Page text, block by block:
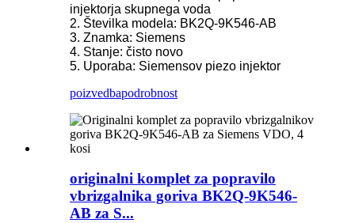
injektorja skupnega voda
2. Številka modela: BK2Q-9K546-AB
3. Znamka: Siemens
4. Stanje: čisto novo
5. Uporaba: Siemensov piezo injektor
poizvedbapodrobnost
originalni komplet za popravilo
vbrizgalnika goriva BK2Q-9K546-
AB za S...